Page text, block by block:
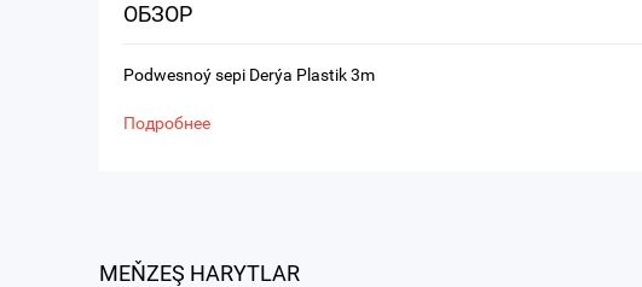
ОБЗОР
Podwesnoý sepi Derýa Plastik 3m
Подробнее
MEŇZEŞ HARYTLAR